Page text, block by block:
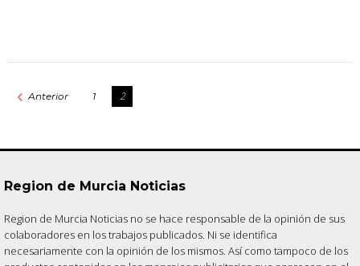
Paginación
navigate_beforeAnterior 1 2
Region de Murcia Noticias
Region de Murcia Noticias no se hace responsable de la opinión de sus
colaboradores en los trabajos publicados. Ni se identifica
necesariamente con la opinión de los mismos. Así como tampoco de los